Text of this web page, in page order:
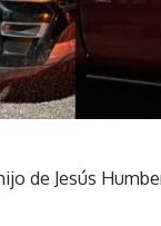
de Jesús